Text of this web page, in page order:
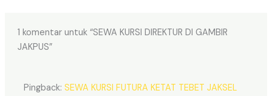
1 komentar untuk “SEWA KURSI DIREKTUR DI GAMBIR
JAKPUS”
Pingback:SEWA KURSI FUTURA KETAT TEBET JAKSEL